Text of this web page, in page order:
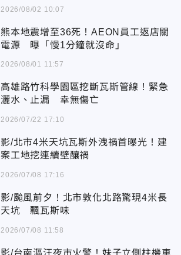
2026/08/02 10:07
熊本地震增至36死！AEON員工返店關
電源 曝「慢1分鐘就沒命」
2026/08/01 11:57
高雄路竹科學園區挖斷瓦斯管線！緊急
灑水、止漏 幸無傷亡
2026/07/22 17:10
影/北市4米天坑瓦斯外洩禍首曝光！建
案工地挖連續壁釀禍
2026/07/08 17:16
影/颱風前夕！北市敦化北路驚現4米長
天坑 飄瓦斯味
2026/07/08 11:58
影/台南漚汪夜市火警！妹子立側柱機車